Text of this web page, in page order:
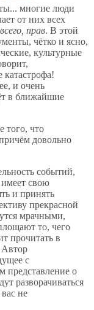
многие люди
от них всех
прав. В этой
чётко и ясно,
культурные
катастрофа!
и очень
в ближайшие
того, что
довольно
событий,
свою
и принять
прекрасной
мрачными,
то, чего
прочитать в
Автор
с
представление о
разворачиваться
не